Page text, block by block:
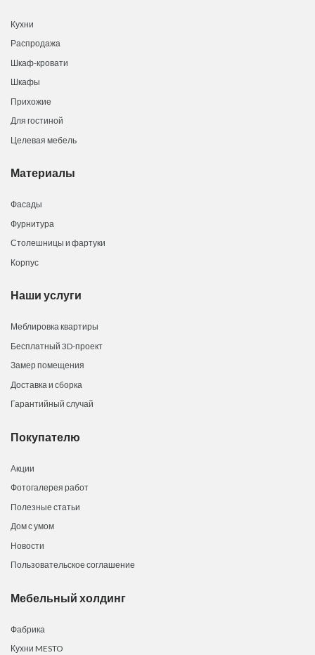
Кухни
Распродажа
Шкаф-кровати
Шкафы
Прихожие
Для гостиной
Целевая мебель
Материалы
Фасады
Фурнитура
Столешницы и фартуки
Корпус
Наши услуги
Меблировка квартиры
Бесплатный 3D-проект
Замер помещения
Доставка и сборка
Гарантийный случай
Покупателю
Акции
Фотогалерея работ
Полезные статьи
Дом с умом
Новости
Пользовательское соглашение
Мебельный холдинг
Фабрика
Кухни MESTO